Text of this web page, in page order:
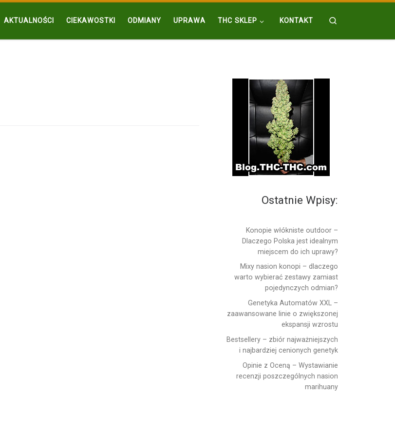
AKTUALNOŚCI CIEKAWOSTKI ODMIANY UPRAWA THC SKLEP KONTAKT
Ostatnie Wpisy:
Konopie włókniste outdoor –
Dlaczego Polska jest idealnym
miejscem do ich uprawy?
Mixy nasion konopi – dlaczego
warto wybierać zestawy zamiast
pojedynczych odmian?
Genetyka Automatów XXL –
zaawansowane linie o zwiększonej
ekspansji wzrostu
Bestsellery – zbiór najważniejszych
i najbardziej cenionych genetyk
Opinie z Oceną – Wystawianie
recenzji poszczególnych nasion
marihuany